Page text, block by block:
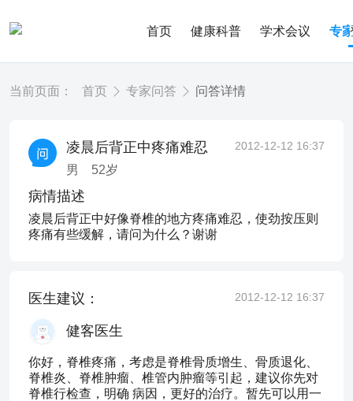
首页 健康科普 学术会议 专
当前页面： 首页 专家问答 问答详情
凌晨后背正中疼痛难忍
男 52岁
2012-12-12 16:37
病情描述
凌晨后背正中好像脊椎的地方疼痛难忍，使劲按压则
疼痛有些缓解，请问为什么？谢谢
医生建议： 2012-12-12 16:37
健客医生
你好，脊椎疼痛，考虑是脊椎骨质增生、骨质退化、
脊椎炎、脊椎肿瘤、椎管内肿瘤等引起，建议你先对
脊椎行检查，明确 病因，更好的治疗。暂先可以用一